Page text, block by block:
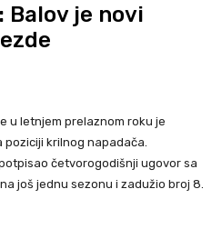
Balov je novi
u letnjem prelaznom roku je
krilnog napadača.
četvorogodišnji ugovor sa
još jednu sezonu i zadužio broj 8.